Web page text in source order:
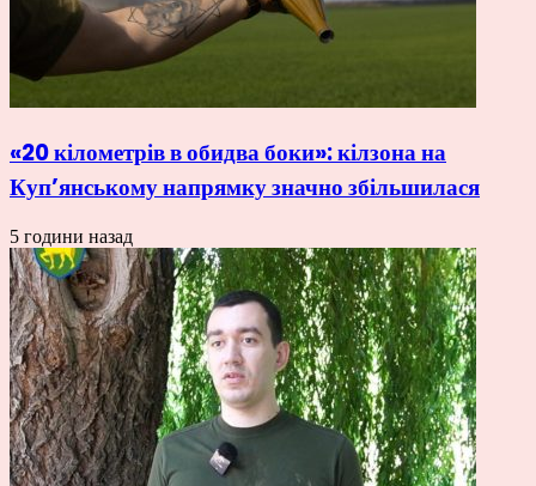
«20 кілометрів в обидва боки»: кілзона на
Куп’янському напрямку значно збільшилася
5 години назад